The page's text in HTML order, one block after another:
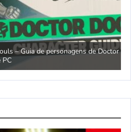
– Guia de personagens de Doctor
PC